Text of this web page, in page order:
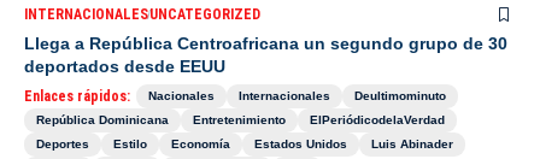
INTERNACIONALESUNCATEGORIZED
Llega a República Centroafricana un segundo grupo de 30
deportados desde EEUU
Enlaces rápidos: Nacionales Internacionales
Deultimominuto
República Dominicana
Entretenimiento
ElPeriódicodelaVerdad
Deportes
Estilo Economía Estados Unidos
Luis Abinader